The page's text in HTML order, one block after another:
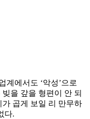
계에서도 ‘악성’으로
을 갚을 형편이 안 되
곱게 보일 리 만무하
다.